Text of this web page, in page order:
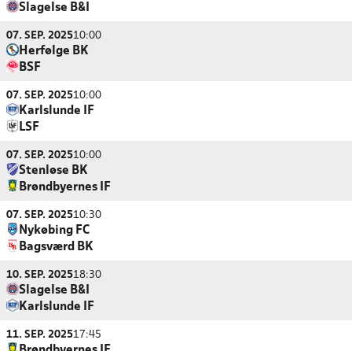
Slagelse B&I
07. SEP. 202510:00
Herfølge BK
BSF
07. SEP. 202510:00
Karlslunde IF
LSF
07. SEP. 202510:00
Stenløse BK
Brøndbyernes IF
07. SEP. 202510:30
Nykøbing FC
Bagsværd BK
10. SEP. 202518:30
Slagelse B&I
Karlslunde IF
11. SEP. 202517:45